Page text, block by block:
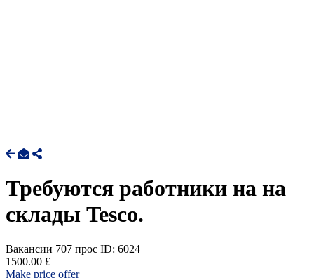
Требуются работники на на
склады Tesco.
Вакансии 707 прос ID: 6024
1500.00 £
Make price offer